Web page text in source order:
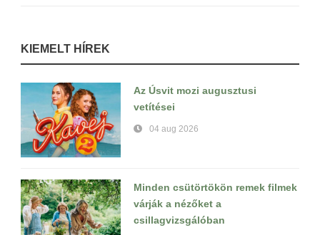
KIEMELT HÍREK
Az Úsvit mozi augusztusi
vetítései
04 aug 2026
Minden csütörtökön remek filmek
várják a nézőket a
csillagvizsgálóban